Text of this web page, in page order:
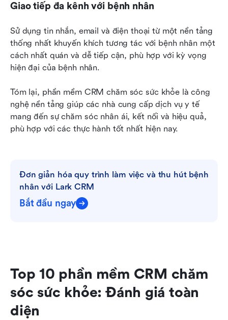
Giao tiếp đa kênh với bệnh nhân
Sử dụng tin nhắn, email và điện thoại từ một nền tảng
thống nhất khuyến khích tương tác với bệnh nhân một
cách nhất quán và dễ tiếp cận, phù hợp với kỳ vọng
hiện đại của bệnh nhân.
Tóm lại, phần mềm CRM chăm sóc sức khỏe là công
nghệ nền tảng giúp các nhà cung cấp dịch vụ y tế
mang đến sự chăm sóc nhân ái, kết nối và hiệu quả,
phù hợp với các thực hành tốt nhất hiện nay.
Đơn giản hóa quy trình làm việc và thu hút bệnh
nhân với Lark CRM
Bắt đầu ngay
Top 10 phần mềm CRM chăm
sóc sức khỏe: Đánh giá toàn
diện